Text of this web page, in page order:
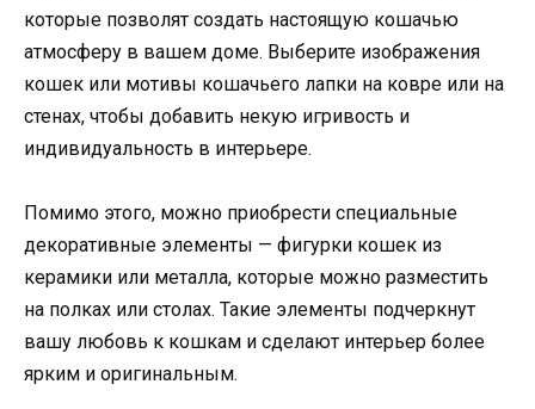
которые позволят создать настоящую кошачью
атмосферу в вашем доме. Выберите изображения
кошек или мотивы кошачьего лапки на ковре или на
стенах, чтобы добавить некую игривость и
индивидуальность в интерьере.
Помимо этого, можно приобрести специальные
декоративные элементы — фигурки кошек из
керамики или металла, которые можно разместить
на полках или столах. Такие элементы подчеркнут
вашу любовь к кошкам и сделают интерьер более
ярким и оригинальным.